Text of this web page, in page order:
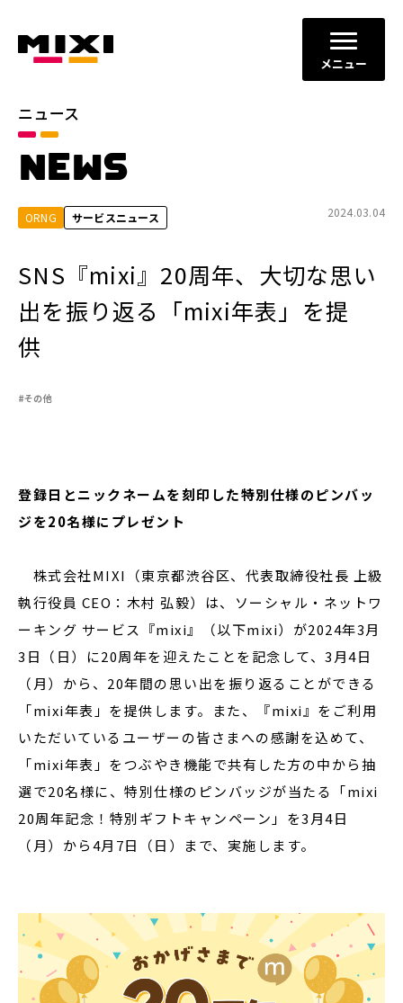
メニュー
ニュース
NEWS
ORNG サービスニュース 2024.03.04
SNS『mixi』20周年、大切な思い
出を振り返る「mixi年表」を提
供
#その他
登録日とニックネームを刻印した特別仕様のピンバッ
ジを20名様にプレゼント
株式会社MIXI（東京都渋谷区、代表取締役社長 上級
執行役員 CEO：木村 弘毅）は、ソーシャル・ネットワ
ーキング サービス『mixi』（以下mixi）が2024年3月
3日（日）に20周年を迎えたことを記念して、3月4日
（月）から、20年間の思い出を振り返ることができる
「mixi年表」を提供します。また、『mixi』をご利用
いただいているユーザーの皆さまへの感謝を込めて、
「mixi年表」をつぶやき機能で共有した方の中から抽
選で20名様に、特別仕様のピンバッジが当たる「mixi
20周年記念！特別ギフトキャンペーン」を3月4日
（月）から4月7日（日）まで、実施します。
カテゴリ
お知らせ
2026年 2025年